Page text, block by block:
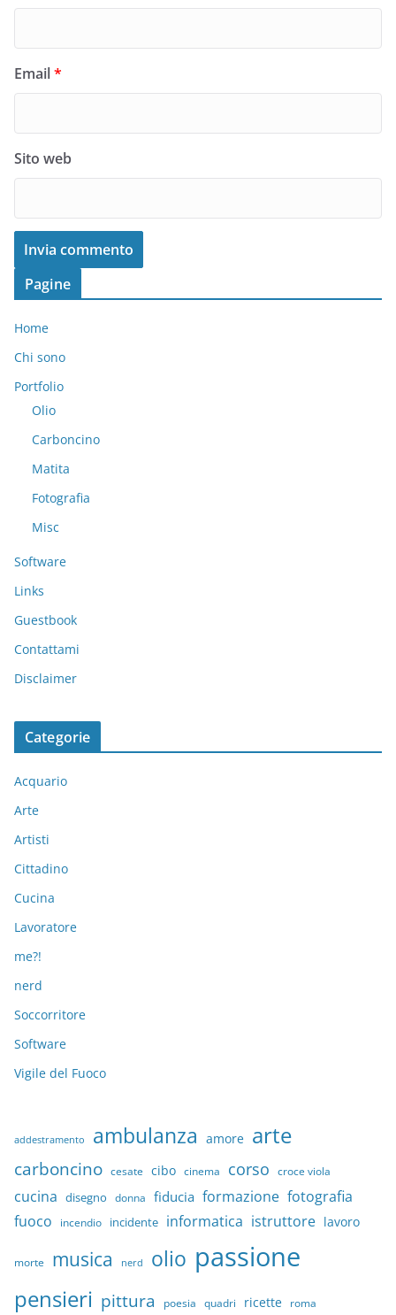
Email*
Sito web
Pagine
Home
Chi sono
Portfolio
Olio
Carboncino
Matita
Fotografia
Misc
Software
Links
Guestbook
Contattami
Disclaimer
Categorie
Acquario
Arte
Artisti
Cittadino
Cucina
Lavoratore
me?!
nerd
Soccorritore
Software
Vigile del Fuoco
addestramento ambulanza amore arte
carboncino cesate cibo cinema corso croce viola
cucina disegno donna fiducia formazione fotografia
fuoco
incendio incidente informatica istruttore lavoro
morte musica nerd olio passione
pensieri pittura poesia quadri ricette roma